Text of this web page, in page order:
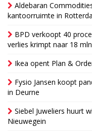
Aldebaran
kantoorruimte in
BPD verkoopt 40
verlies krimpt naar 18
Ikea opent Plan &
Fysio Jansen koopt
in Deurne
Siebel Juweliers huurt
Nieuwegein